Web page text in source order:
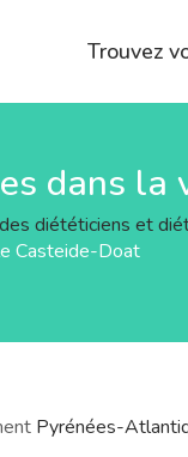
Trouvez
dans
diététiciens et
Casteide-Doat
Pyrénées-